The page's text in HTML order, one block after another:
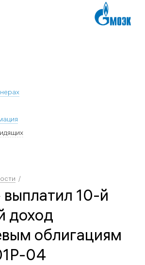
10-й
доход
облигациям
04